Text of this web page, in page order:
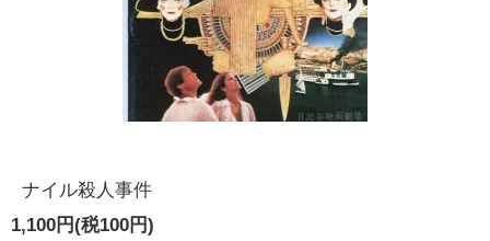
ナイル殺人事件
1,100円(税100円)